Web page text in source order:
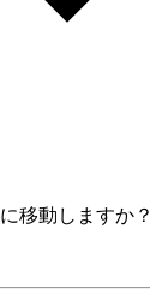
移動しますか？